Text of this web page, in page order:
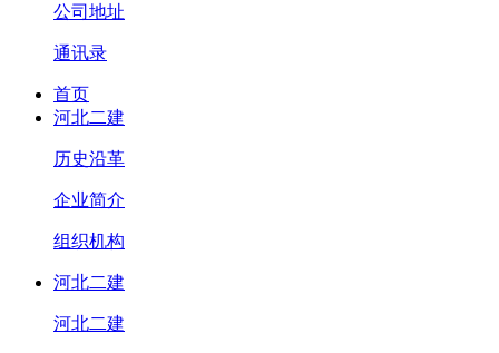
公司地址
通讯录
首页
河北二建
历史沿革
企业简介
组织机构
河北二建
河北二建